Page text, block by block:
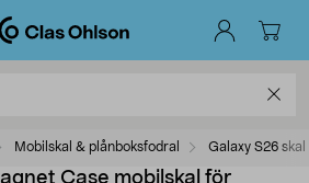
Mobilskal & plånboksfodral Galaxy S26 skal
Case mobilskal för